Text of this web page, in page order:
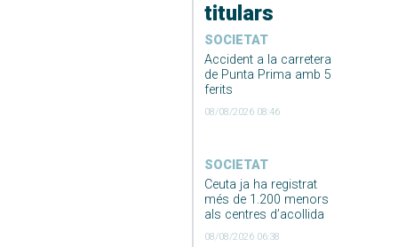
titulars
SOCIETAT
Accident a la carretera
de Punta Prima amb 5
ferits
08/08/2026 08:46
SOCIETAT
Ceuta ja ha registrat
més de 1.200 menors
als centres d’acollida
08/08/2026 06:38